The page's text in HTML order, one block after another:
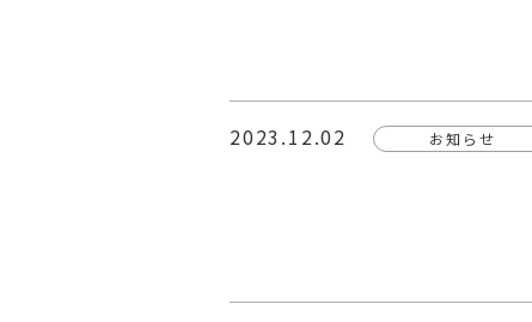
2023.12.02 お知らせ